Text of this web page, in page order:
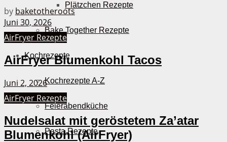
Plätzchen Rezepte
Bake Together Rezepte
Kochrezepte
Kochrezepte A-Z
Feierabendküche
Pasta Rezepte
by baketotheroots
Juni 30, 2026
AirFryer Rezepte
AirFryer Blumenkohl Tacos
Juni 2, 2026
AirFryer Rezepte
Nudelsalat mit geröstetem Za’atar
Blumenkohl (AirFryer)